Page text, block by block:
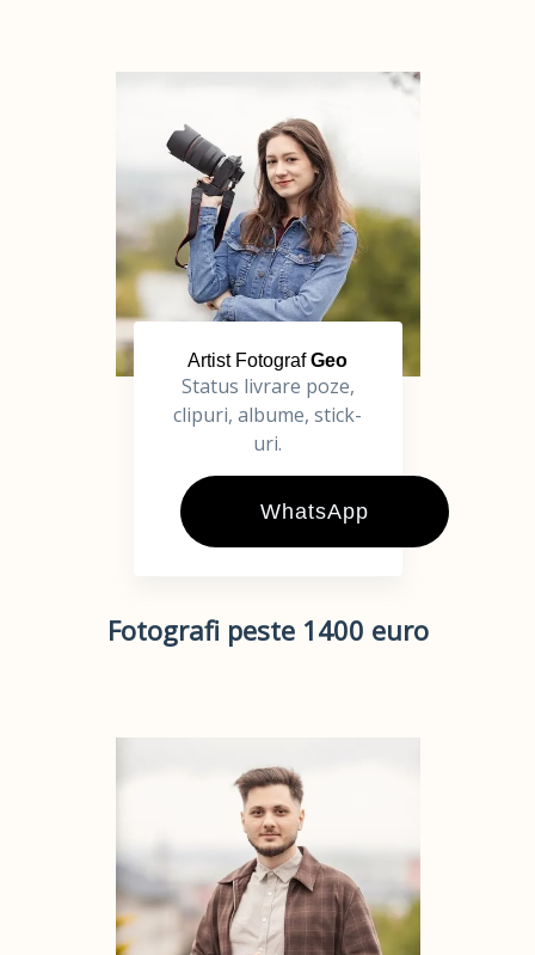
Artist FotografGeo
Status livrare poze,
clipuri, albume, stick-
uri.
WhatsApp
Fotografi peste 1400 euro